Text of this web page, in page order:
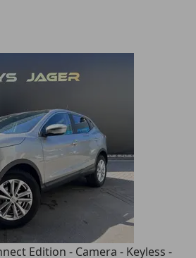
Edition - Camera - Keyless -